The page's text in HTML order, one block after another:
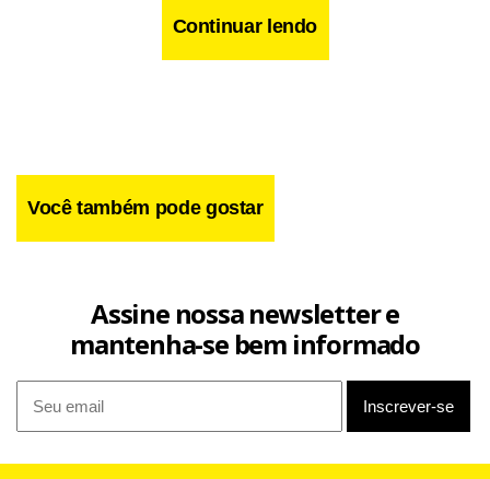
O centro atende cerca de 418 mil habitantes de áreas como
Asa Norte, Asa Sul, Lago Norte, Lago Sul, Cruzeiro,
Continuar lendo
Você também pode gostar
Assine nossa newsletter e
mantenha-se bem informado